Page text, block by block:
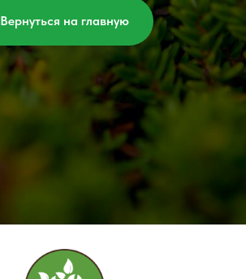
Вернуться на главную